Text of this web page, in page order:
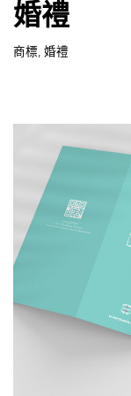
婚禮
商標, 婚禮